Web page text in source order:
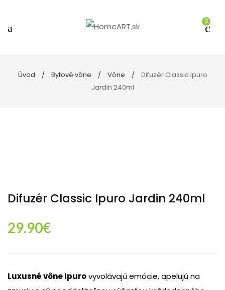
0
Úvod Bytové vône Vône
Difuzér Classic Ipuro
Jardin 240ml
Difuzér Classic Ipuro Jardin 240ml
29.90€
Luxusné vône Ipurovyvolávajú emócie, apelujú na